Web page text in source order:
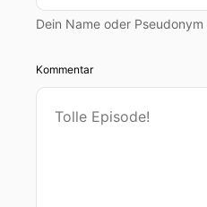
Dein Name oder
Kommentar